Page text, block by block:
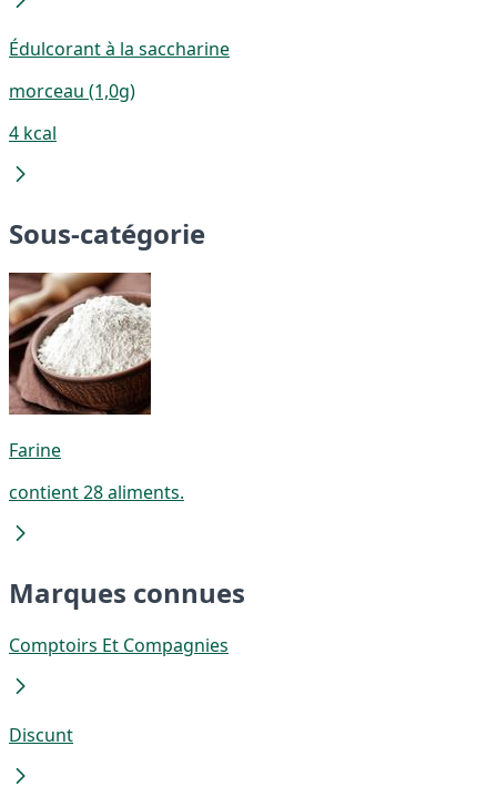
Édulcorant à la saccharine
morceau (1,0g)
4 kcal
Sous-catégorie
Farine
contient 28 aliments.
Marques connues
Comptoirs Et Compagnies
Discunt